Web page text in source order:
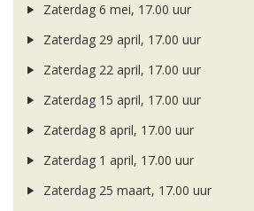
Zaterdag 6 mei, 17.00 uur
Zaterdag 29 april, 17.00 uur
Zaterdag 22 april, 17.00 uur
Zaterdag 15 april, 17.00 uur
Zaterdag 8 april, 17.00 uur
Zaterdag 1 april, 17.00 uur
Zaterdag 25 maart, 17.00 uur